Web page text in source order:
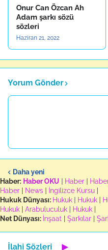
Onur Can Özcan Ah
Adam şarkı sözü
sözleri
Haziran 21, 2022
Yorum Gönder
Daha yeni
Haber: Haber OKU Haber
Haber
News İngilizce Kursu
Hukuk Dünyası: Hukuk Hukuk
Hukuk
Arabuluculuk Hukuk
Net Dünyası: İnşaat Şarkılar
İlahi Sözleri ▶